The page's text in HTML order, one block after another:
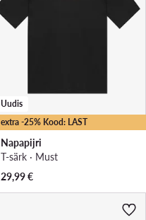
extra -25% Kood: LAST
Uudis
Napapijri
T-särk · Must
29,99€